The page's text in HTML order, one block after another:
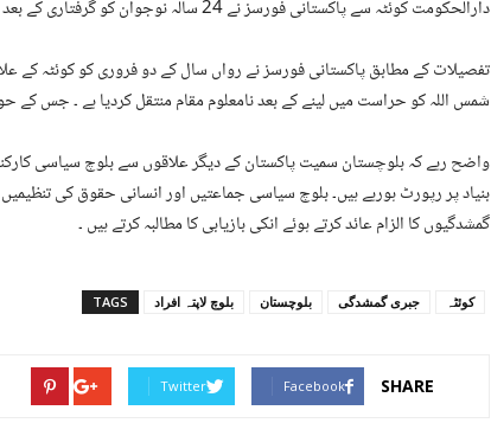
دارالحکومت کوئٹہ سے پاکستانی فورسز نے 24 سالہ نوجوان کو گرفتاری کے بعد لاپتہ کردیا۔
تفصیلات کے مطابق پاکستانی فورسز نے رواں سال کے دو فروری کو کوئٹہ کے
شمس اللہ کو حراست میں لینے کے بعد نامعلوم مقام منتقل کردیا ہے ۔ جس
واضح رہے کہ بلوچستان سمیت پاکستان کے دیگر علاقوں سے بلوچ سیاسی
بنیاد پر رپورٹ ہورہے ہیں۔ بلوچ سیاسی جماعتیں اور انسانی حقوق کی
گمشدگیوں کا الزام عائد کرتے ہوئے انکی بازیابی کا مطالبہ کرتے ہیں ۔
TAGS بلوچ لاپتہ افراد بلوچستان جبری گمشدگی کوئٹہ
SHARE
Facebook
Twitter